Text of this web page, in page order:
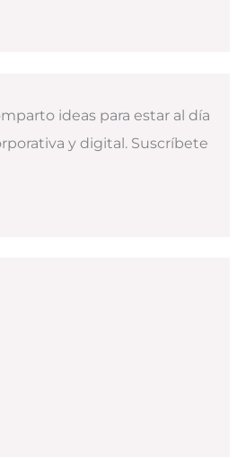
ideas para estar al día
y digital. Suscríbete